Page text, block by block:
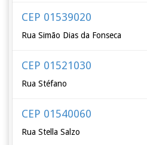
CEP 01539020
Rua Simão Dias da Fonseca
CEP 01521030
Rua Stéfano
CEP 01540060
Rua Stella Salzo